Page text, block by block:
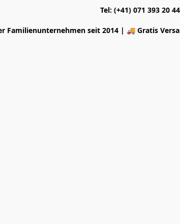
Tel: (+41) 071 393 20
Familienunternehmen seit 2014 | 🚚 Gratis